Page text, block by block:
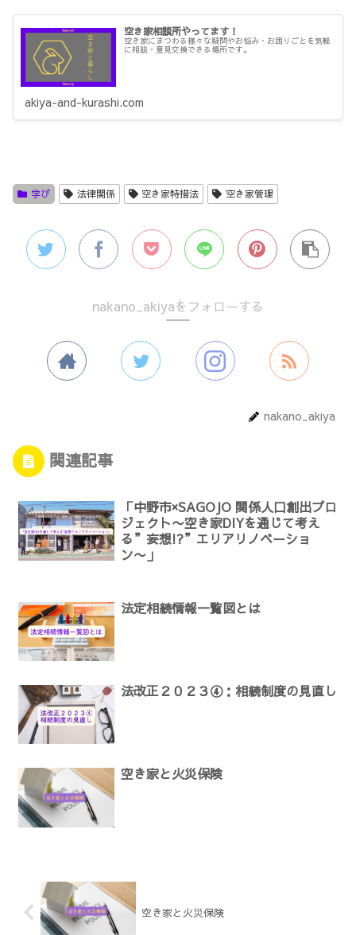
空き家相談所やってます！
空き家にまつわる様々な疑問やお悩み・お困りごとを気軽
に相談・意見交換できる場所です。
akiya-and-kurashi.com
学び 法律関係 空き家特措法 空き家管理
nakano_akiyaをフォローする
nakano_akiya
関連記事
「中野市×SAGOJO 関係人口創出プロ
ジェクト〜空き家DIYを通じて考え
る”妄想!?”エリアリノベーショ
ン〜」
法定相続情報一覧図とは
法改正２０２３④：相続制度の見直し
空き家と火災保険
空き家と火災保険